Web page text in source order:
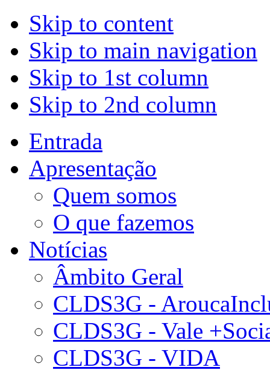
Skip to content
Skip to main navigation
Skip to 1st column
Skip to 2nd column
Entrada
Apresentação
Quem somos
O que fazemos
Notícias
Âmbito Geral
CLDS3G -
CLDS3G - Vale
CLDS3G - VIDA